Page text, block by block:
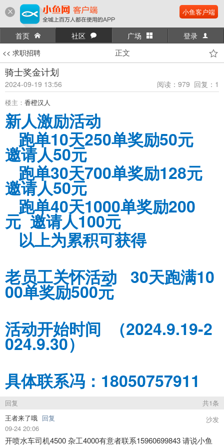
小鱼客户端
首页 社区 广场
登录
<< 求职招聘
正文
骑士奖金计划
2024-09-19 13:56 阅读：979 回复：1
楼主： 香橙汉人
新人激励活动
跑单10天250单奖励50元
邀请人50元
跑单30天700单奖励128元
邀请人50元
跑单40天1000单奖励200
元 邀请人100元
以上为累积可获得
老员工关怀活动 30天跑满10
00单奖励500元
活动开始时间 （2024.9.19-2
024.9.30）
具体联系冯：18050757911
回复
共1条
王者来了哦 回复
09-24 20:06
沙发
开喷水车司机4500 杂工4000有意者联系15960699843 请说小鱼